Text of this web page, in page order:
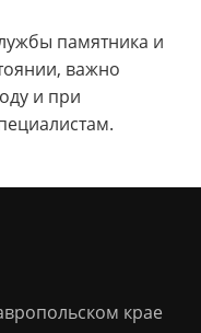
памятника и
важно
и при
крае